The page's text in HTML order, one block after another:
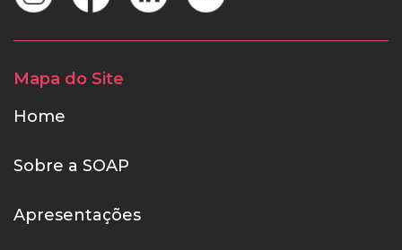
Mapa do Site
Home
Sobre a SOAP
Apresentações